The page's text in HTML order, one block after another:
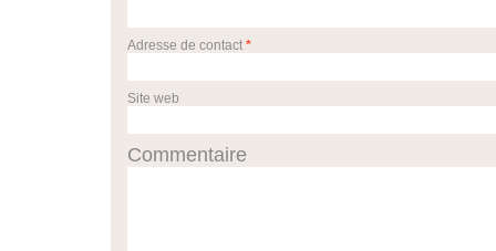
Adresse de contact *
Site web
Commentaire